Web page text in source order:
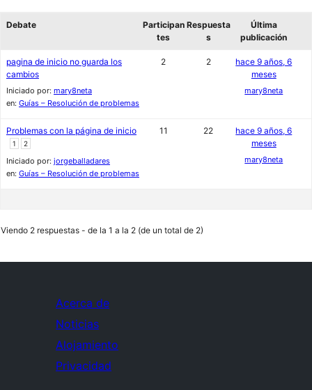
Debate
Participan
tes
Respuesta
s
Última
publicación
pagina de inicio no guarda los
cambios
Iniciado por: mary8neta
en: Guías – Resolución de problemas
2 2
hace 9 años, 6
meses
mary8neta
Problemas con la página de inicio
1 2
Iniciado por: jorgeballadares
en: Guías – Resolución de problemas
11 22
hace 9 años, 6
meses
mary8neta
Viendo 2 respuestas - de la 1 a la 2 (de un total de 2)
Acerca de
Noticias
Alojamiento
Privacidad